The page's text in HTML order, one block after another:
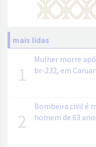
mais lidas
1
Mulher morre
br-232, em
2
Bombeira civil é
homem de 63